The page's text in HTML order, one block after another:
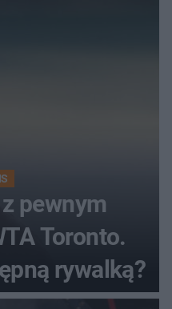
pewnym
Toronto.
rywalką?